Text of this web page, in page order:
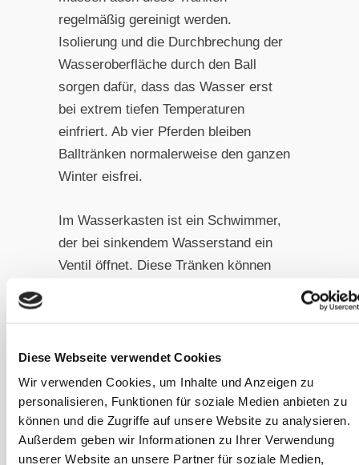
Diese Webseite verwendet Cookies
Wir verwenden Cookies, um Inhalte und Anzeigen zu
personalisieren, Funktionen für soziale Medien anbieten zu
können und die Zugriffe auf unsere Website zu analysieren.
Außerdem geben wir Informationen zu Ihrer Verwendung
unserer Website an unsere Partner für soziale Medien,
regelmäßig gereinigt werden.
Isolierung und die Durchbrechung der
Wasseroberfläche durch den Ball
sorgen dafür, dass das Wasser erst
bei extrem tiefen Temperaturen
einfriert. Ab vier Pferden bleiben
Balltränken normalerweise den ganzen
Winter eisfrei.
Im Wasserkasten ist ein Schwimmer,
der bei sinkendem Wasserstand ein
Ventil öffnet. Diese Tränken können
Der Vorteil liegt in der direkten
Verbindung zur Wasserquelle ohne
lange Leitungswege. Das Wasser ist
meist kälter und frischer als aus dem
normalen Leitungssystem. Balltränken